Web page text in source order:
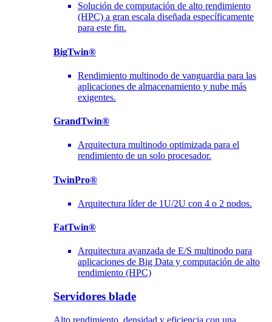
Solución de computación de alto rendimiento
(HPC) a gran escala diseñada específicamente
para este fin.
BigTwin®
Rendimiento multinodo de vanguardia para las
aplicaciones de almacenamiento y nube más
exigentes.
GrandTwin®
Arquitectura multinodo optimizada para el
rendimiento de un solo procesador.
TwinPro®
Arquitectura líder de 1U/2U con 4 o 2 nodos.
FatTwin®
Arquitectura avanzada de E/S multinodo para
aplicaciones de Big Data y computación de alto
rendimiento (HPC)
Servidores blade
Alto rendimiento, densidad y eficiencia con una